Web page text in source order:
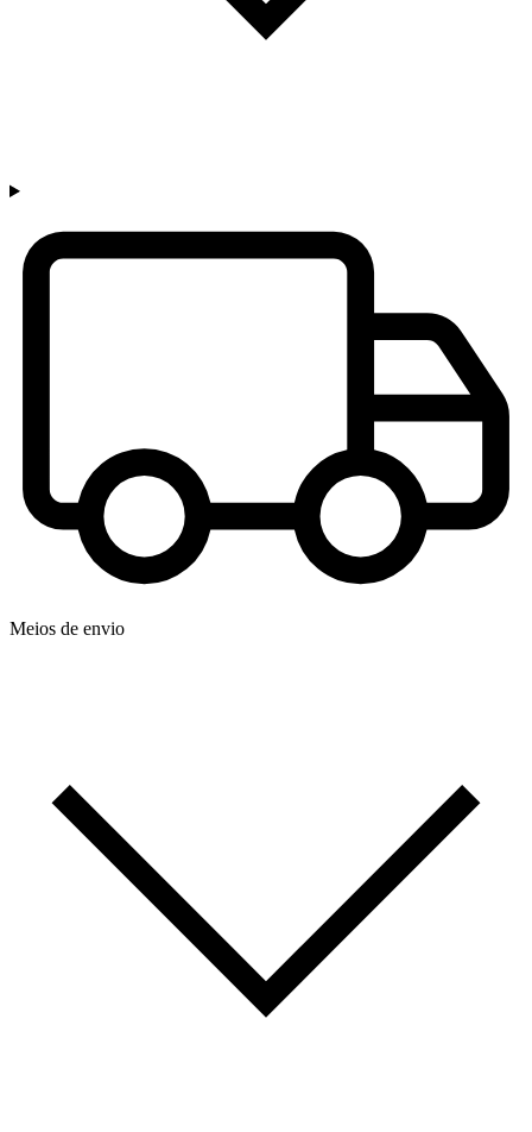
Meios de envio